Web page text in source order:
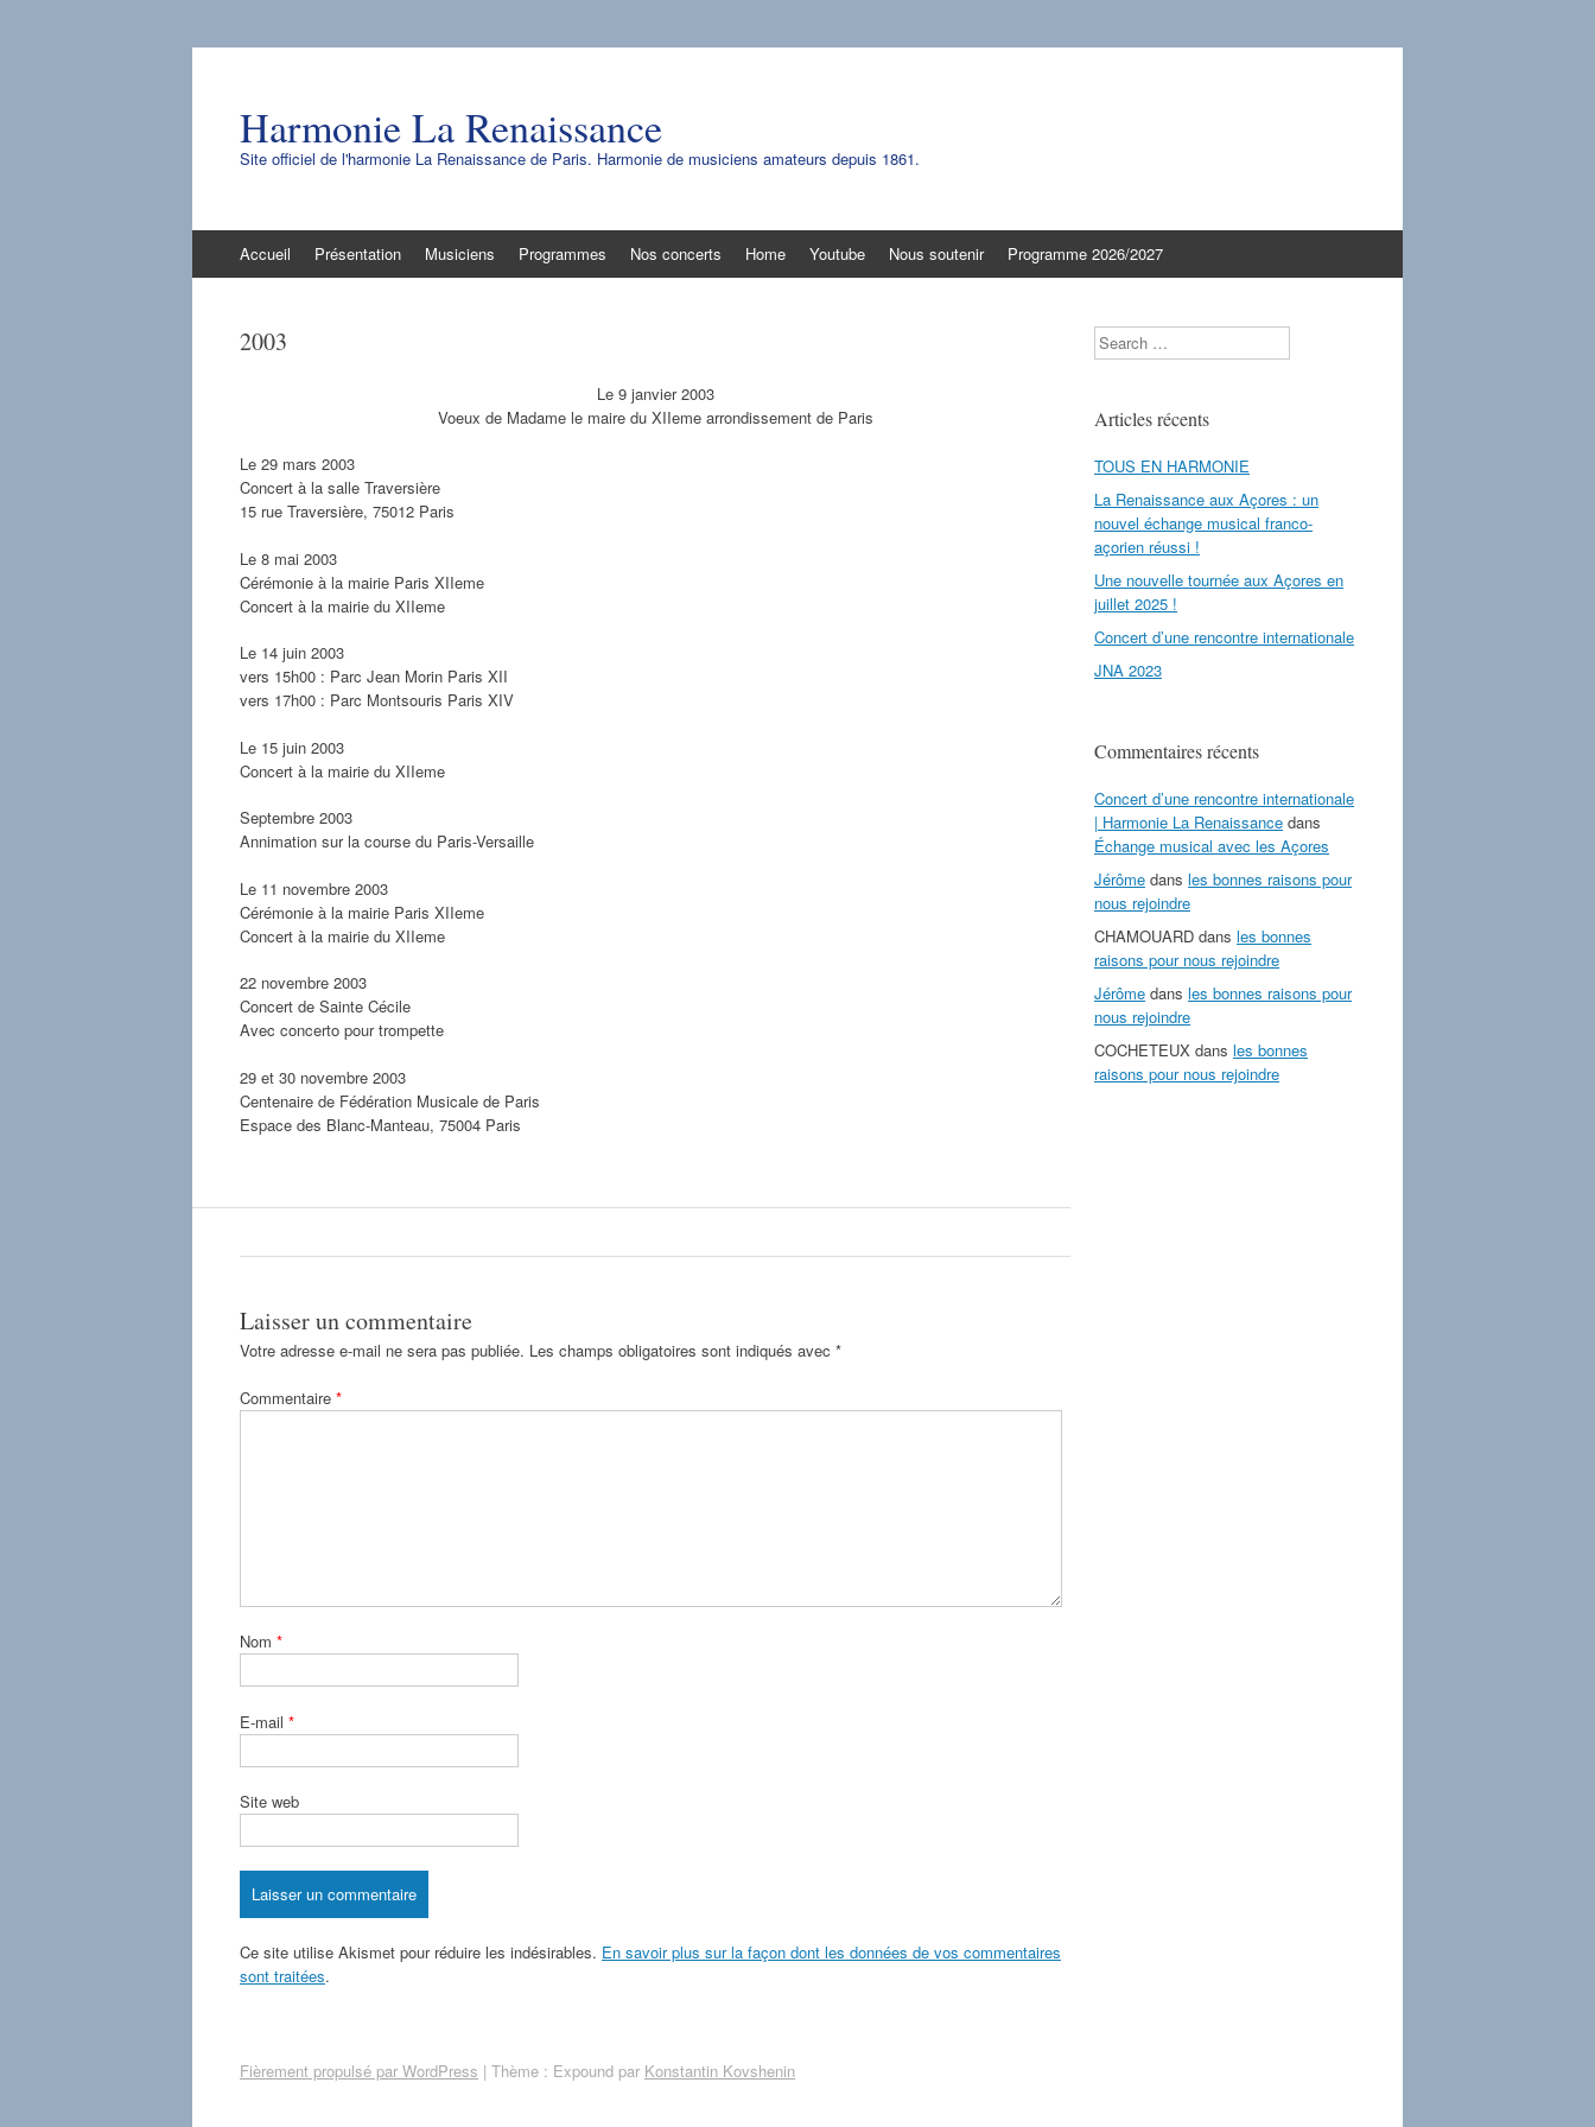
Harmonie La Renaissance
Site officiel de l'harmonie La Renaissance de Paris. Harmonie de musiciens amateurs depuis 1861.
au
Accueil Présentation Musiciens Programmes Nos concerts Home Youtube Nous soutenir Programme 2026/2027
2003
Le 9 janvier 2003
Voeux de Madame le maire du XIIeme arrondissement de Paris
Le 29 mars 2003
Concert à la salle Traversière
15 rue Traversière, 75012 Paris
Le 8 mai 2003
Cérémonie à la mairie Paris XIIeme
Concert à la mairie du XIIeme
Le 14 juin 2003
vers 15h00 : Parc Jean Morin Paris XII
vers 17h00 : Parc Montsouris Paris XIV
Le 15 juin 2003
Concert à la mairie du XIIeme
Septembre 2003
Annimation sur la course du Paris-Versaille
Le 11 novembre 2003
Cérémonie à la mairie Paris XIIeme
Concert à la mairie du XIIeme
22 novembre 2003
Concert de Sainte Cécile
Avec concerto pour trompette
29 et 30 novembre 2003
Centenaire de Fédération Musicale de Paris
Espace des Blanc-Manteau, 75004 Paris
Laisser un commentaire
Votre adresse e-mail ne sera pas publiée. Les champs obligatoires sont indiqués avec *
Commentaire *
Nom *
E-mail *
Site web
Ce site utilise Akismet pour réduire les indésirables. En savoir plus sur la façon dont les données de vos commentaires
sont traitées.
Search
Articles récents
TOUS EN HARMONIE
La Renaissance aux Açores : un
nouvel échange musical franco-
açorien réussi !
Une nouvelle tournée aux Açores en
juillet 2025 !
Concert d’une rencontre internationale
JNA 2023
Commentaires récents
Concert d’une rencontre internationale
| Harmonie La Renaissance dans
Échange musical avec les Açores
Jérôme dans les bonnes raisons pour
nous rejoindre
CHAMOUARD dans les bonnes
raisons pour nous rejoindre
Jérôme dans les bonnes raisons pour
nous rejoindre
COCHETEUX dans les bonnes
raisons pour nous rejoindre
Fièrement propulsé par WordPress | Thème : Expound par Konstantin Kovshenin